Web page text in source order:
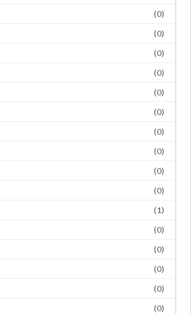
(0)
(0)
(0)
(0)
(0)
(0)
(0)
(0)
(0)
(0)
(1)
(0)
(0)
(0)
(0)
(0)